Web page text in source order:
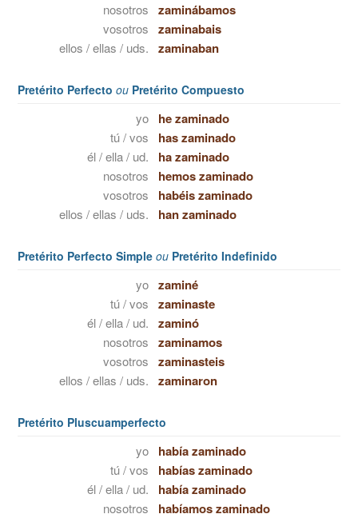
nosotros zaminábamos
vosotros zaminabais
ellos / ellas / uds. zaminaban
Pretérito Perfecto ou Pretérito Compuesto
yo he zaminado
tú / vos has zaminado
él / ella / ud. ha zaminado
nosotros hemos zaminado
vosotros habéis zaminado
ellos / ellas / uds. han zaminado
Pretérito Perfecto Simple ou Pretérito Indefinido
yo zaminé
tú / vos zaminaste
él / ella / ud. zaminó
nosotros zaminamos
vosotros zaminasteis
ellos / ellas / uds. zaminaron
Pretérito Pluscuamperfecto
yo había zaminado
tú / vos habías zaminado
él / ella / ud. había zaminado
nosotros habíamos zaminado